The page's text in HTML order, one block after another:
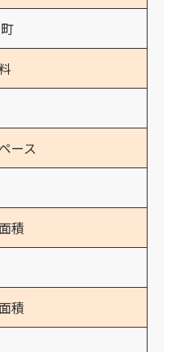
ース
積
積